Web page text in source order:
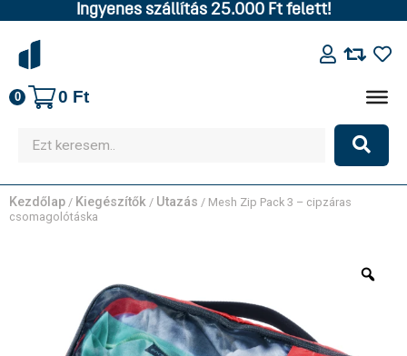
Ingyenes szállítás 25.000 Ft felett!
0 0 Ft
Kezdőlap / Kiegészítők / Utazás / Mesh Zip Pack 3 – cipzáras
csomagolótáska